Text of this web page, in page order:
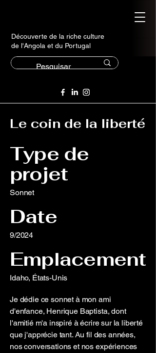
Découverte de la riche culture
de l'Angola et du Portugal
Le coin de la liberté
Type de
projet
Sonnet
Date
9/2024
Emplacement
Idaho, États-Unis
Je dédie ce sonnet à mon ami
d'enfance, Henrique Baptista, dont
l'amitié m'a inspiré à écrire sur la liberté
que j'apprécie tant. Au fil des années,
nos conversations et nos expériences